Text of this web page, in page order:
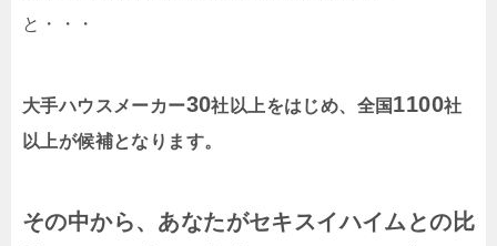
と・・・
大手ハウスメーカー30社以上をはじめ、全国1100社
以上が候補となります。
その中から、あなたがセキスイハイムとの比